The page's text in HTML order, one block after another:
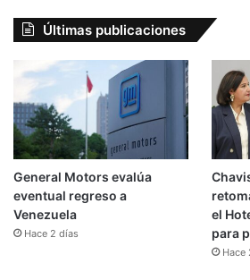
Últimas publicaciones
General Motors evalúa
eventual regreso a
Venezuela
Hace 2 días
el
para
Hace